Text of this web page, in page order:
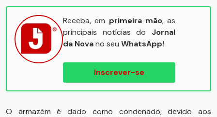
Receba, em primeira mão, as
principais notícias do Jornal
da Novano seu WhatsApp!
Inscrever-se
O armazém é dado como condenado, devido aos